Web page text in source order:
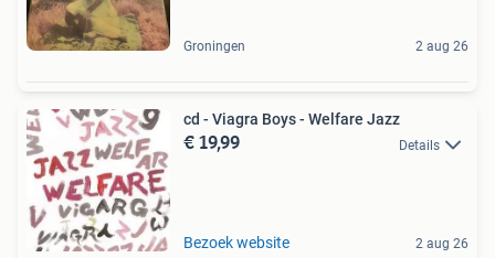
Groningen 2 aug 26
cd - Viagra Boys - Welfare Jazz
€ 19,99 Details
Bezoek website 2 aug 26